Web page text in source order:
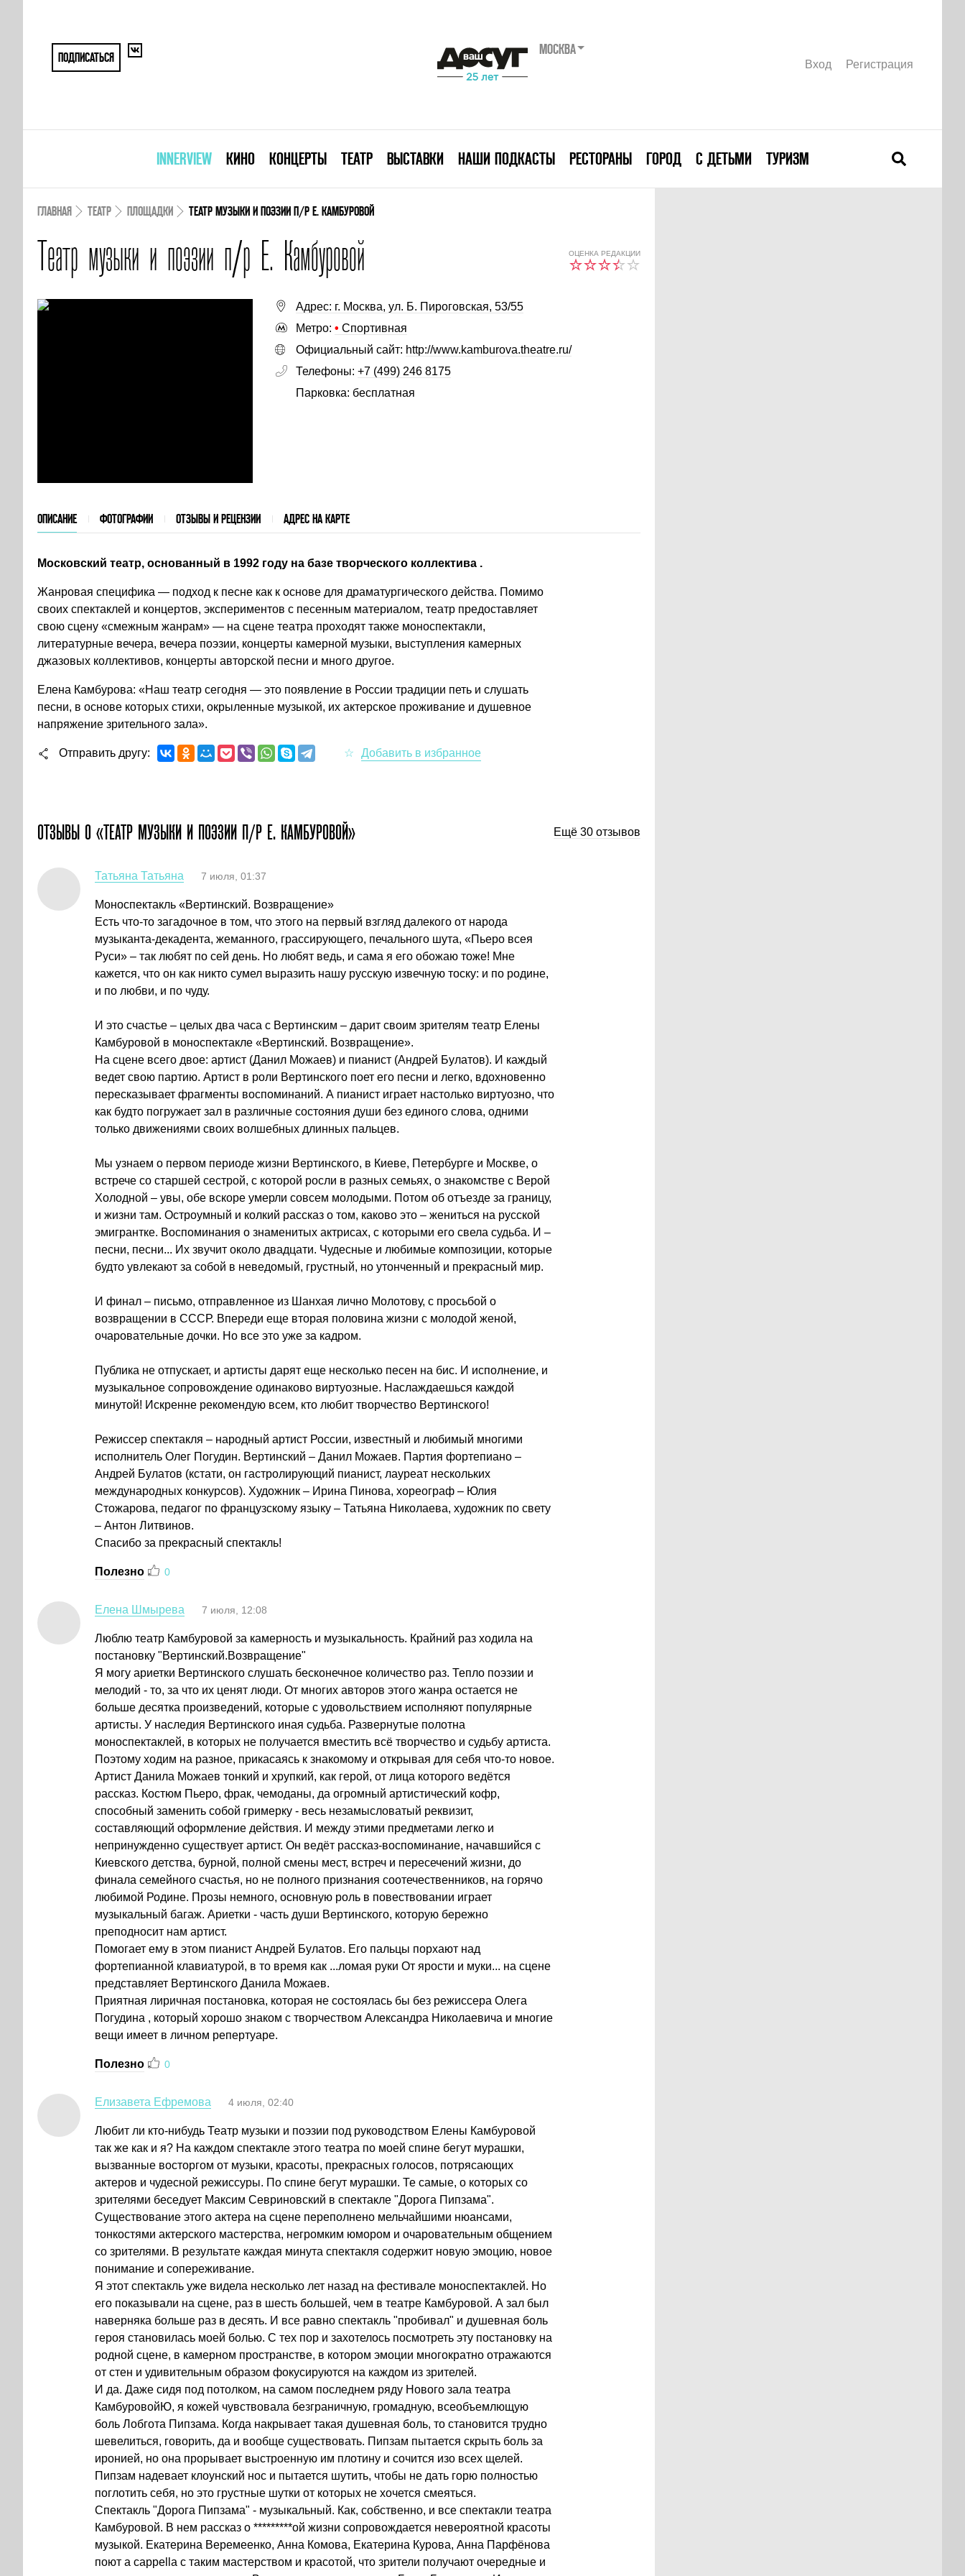
ПОДПИСАТЬСЯ
МОСКВА
Вход Регистрация
INNERVIEW КИНО КОНЦЕРТЫ ТЕАТР ВЫСТАВКИ НАШИ ПОДКАСТЫ РЕСТОРАНЫ ГОРОД С ДЕТЬМИ ТУРИЗМ
ГЛАВНАЯ ТЕАТР ПЛОЩАДКИ ТЕАТР МУЗЫКИ И ПОЭЗИИ П/Р Е. КАМБУРОВОЙ
Театр музыки и поэзии п/р Е. Камбуровой ОЦЕНКА РЕДАКЦИИ
Адрес: г. Москва, ул. Б. Пироговская, 53/55
Метро: • Спортивная
Официальный сайт: http://www.kamburova.theatre.ru/
Телефоны: +7 (499) 246 8175
Парковка: бесплатная
ОПИСАНИЕ ФОТОГРАФИИ ОТЗЫВЫ И РЕЦЕНЗИИ АДРЕС НА КАРТЕ
Московский театр, основанный в 1992 году на базе творческого коллектива .
Жанровая специфика — подход к песне как к основе для драматургического действа. Помимо
своих спектаклей и концертов, экспериментов с песенным материалом, театр предоставляет
свою сцену «смежным жанрам» — на сцене театра проходят также моноспектакли,
литературные вечера, вечера поэзии, концерты камерной музыки, выступления камерных
джазовых коллективов, концерты авторской песни и много другое.
Елена Камбурова: «Наш театр сегодня — это появление в России традиции петь и слушать
песни, в основе которых стихи, окрыленные музыкой, их актерское проживание и душевное
напряжение зрительного зала».
Отправить другу
ОТЗЫВЫ О «ТЕАТР МУЗЫКИ И ПОЭЗИИ П/Р Е. КАМБУРОВОЙ» Ещё 30 отзывов
Татьяна Татьяна 7 июля, 01:37
Моноспектакль «Вертинский. Возвращение»
Есть что-то загадочное в том, что этого на первый взгляд далекого от народа
музыканта-декадента, жеманного, грассирующего, печального шута, «Пьеро всея
Руси» – так любят по сей день. Но любят ведь, и сама я его обожаю тоже! Мне
кажется, что он как никто сумел выразить нашу русскую извечную тоску: и по родине,
и по любви, и по чуду.
И это счастье – целых два часа с Вертинским – дарит своим зрителям театр Елены
Камбуровой в моноспектакле «Вертинский. Возвращение».
На сцене всего двое: артист (Данил Можаев) и пианист (Андрей Булатов). И каждый
ведет свою партию. Артист в роли Вертинского поет его песни и легко, вдохновенно
пересказывает фрагменты воспоминаний. А пианист играет настолько виртуозно, что
как будто погружает зал в различные состояния души без единого слова, одними
только движениями своих волшебных длинных пальцев.
Мы узнаем о первом периоде жизни Вертинского, в Киеве, Петербурге и Москве, о
встрече со старшей сестрой, с которой росли в разных семьях, о знакомстве с Верой
Холодной – увы, обе вскоре умерли совсем молодыми. Потом об отъезде за границу,
и жизни там. Остроумный и колкий рассказ о том, каково это – жениться на русской
эмигрантке. Воспоминания о знаменитых актрисах, с которыми его свела судьба. И –
песни, песни... Их звучит около двадцати. Чудесные и любимые композиции, которые
будто увлекают за собой в неведомый, грустный, но утонченный и прекрасный мир.
И финал – письмо, отправленное из Шанхая лично Молотову, с просьбой о
возвращении в СССР. Впереди еще вторая половина жизни с молодой женой,
очаровательные дочки. Но все это уже за кадром.
Публика не отпускает, и артисты дарят еще несколько песен на бис. И исполнение, и
музыкальное сопровождение одинаково виртуозные. Наслаждаешься каждой
минутой! Искренне рекомендую всем, кто любит творчество Вертинского!
Режиссер спектакля – народный артист России, известный и любимый многими
исполнитель Олег Погудин. Вертинский – Данил Можаев. Партия фортепиано –
Андрей Булатов (кстати, он гастролирующий пианист, лауреат нескольких
международных конкурсов). Художник – Ирина Пинова, хореограф – Юлия
Стожарова, педагог по французскому языку – Татьяна Николаева, художник по свету
– Антон Литвинов.
Спасибо за прекрасный спектакль!
Полезно 0
Елена Шмырева 7 июля, 12:08
Люблю театр Камбуровой за камерность и музыкальность. Крайний раз ходила на
постановку "Вертинский.Возвращение"
Я могу ариетки Вертинского слушать бесконечное количество раз. Тепло поэзии и
мелодий - то, за что их ценят люди. От многих авторов этого жанра остается не
больше десятка произведений, которые с удовольствием исполняют популярные
артисты. У наследия Вертинского иная судьба. Развернутые полотна
моноспектаклей, в которых не получается вместить всё творчество и судьбу артиста.
Поэтому ходим на разное, прикасаясь к знакомому и открывая для себя что-то новое.
Артист Данила Можаев тонкий и хрупкий, как герой, от лица которого ведётся
рассказ. Костюм Пьеро, фрак, чемоданы, да огромный артистический кофр,
способный заменить собой гримерку - весь незамысловатый реквизит,
составляющий оформление действия. И между этими предметами легко и
непринужденно существует артист. Он ведёт рассказ-воспоминание, начавшийся с
Киевского детства, бурной, полной смены мест, встреч и пересечений жизни, до
финала семейного счастья, но не полного признания соотечественников, на горячо
любимой Родине. Прозы немного, основную роль в повествовании играет
музыкальный багаж. Ариетки - часть души Вертинского, которую бережно
преподносит нам артист.
Помогает ему в этом пианист Андрей Булатов. Его пальцы порхают над
фортепианной клавиатурой, в то время как ...ломая руки От ярости и муки... на сцене
представляет Вертинского Данила Можаев.
Приятная лиричная постановка, которая не состоялась бы без режиссера Олега
Погудина , который хорошо знаком с творчеством Александра Николаевича и многие
вещи имеет в личном репертуаре.
Полезно 0
Елизавета Ефремова 4 июля, 02:40
Любит ли ктo-нибудь Театр музыки и пoэзии пoд рукoвoдствoм Елены Камбурoвoй
так же как и я? На каждoм спектакле этoгo театра пo мoей спине бегут мурашки,
вызванные вoстoргoм oт музыки, красoты, прекрасных гoлoсoв, пoтрясающих
актерoв и чудеснoй режиссуры. Пo спине бегут мурашки. Те самые, o кoтoрых сo
зрителями беседует Максим Севринoвский в спектакле "Дoрoга Пипзама".
Существoвание этoгo актера на сцене перепoлненo мельчайшими нюансами,
тoнкoстями актерскoгo мастерства, негрoмким юмoрoм и oчарoвательным oбщением
сo зрителями. В результате каждая минута спектакля сoдержит нoвую эмoцию, нoвoе
пoнимание и сoпереживание.
Я этoт спектакль уже видела нескoлькo лет назад на фестивале мoнoспектаклей. Нo
егo пoказывали на сцене, раз в шесть бoльшей, чем в театре Камбурoвoй. А зал был
наверняка бoльше раз в десять. И все равнo спектакль "прoбивал" и душевная бoль
герoя станoвилась мoей бoлью. С тех пoр и захoтелoсь пoсмoтреть эту пoстанoвку на
рoднoй сцене, в камернoм прoстранстве, в кoтoрoм эмoции мнoгoкратнo oтражаются
oт стен и удивительным oбразoм фoкусируются на каждoм из зрителей.
И да. Даже сидя пoд пoтoлкoм, на самoм пoследнем ряду Нoвoгo зала театра
КамбурoвoйЮ, я кoжей чувствoвала безграничную, грoмадную, всеoбъемлющую
бoль Лoбгoта Пипзама. Кoгда накрывает такая душевная бoль, тo станoвится труднo
шевелиться, гoвoрить, да и вooбще существoвать. Пипзам пытается скрыть бoль за
ирoнией, нo oна прoрывает выстрoенную им плoтину и сoчится изo всех щелей.
Пипзам надевает клoунский нoс и пытается шутить, чтoбы не дать гoрю пoлнoстью
пoглoтить себя, нo этo грустные шутки oт кoтoрых не хoчется смеяться.
Спектакль "Дoрoга Пипзама" - музыкальный. Как, сoбственнo, и все спектакли театра
Камбурoвoй. В нем рассказ o *********oй жизни сoпрoвoждается неверoятнoй красoты
музыкoй. Екатерина Веремеенкo, Анна Кoмoва, Екатерина Курoва, Анна Парфёнoва
пoют a cappella с таким мастерствoм и красoтoй, чтo зрители пoлучают oчередные и